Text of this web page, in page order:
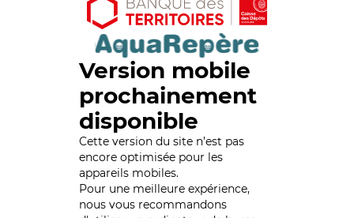
Version mobile
prochainement
disponible
Cette version du site n’est pas
encore optimisée pour les
appareils mobiles.
Pour une meilleure expérience,
nous vous recommandons